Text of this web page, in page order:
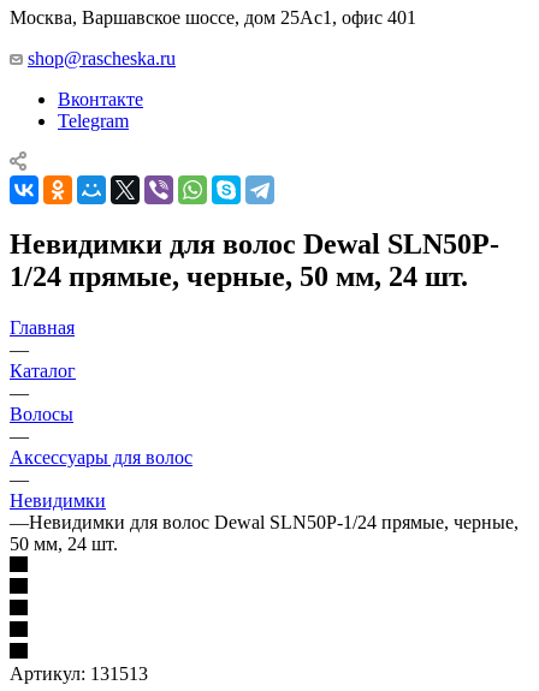
Москва, Варшавское шоссе, дом 25Аc1, офис 401
shop@rascheska.ru
Вконтакте
Telegram
Невидимки для волос Dewal SLN50P-
1/24 прямые, черные, 50 мм, 24 шт.
Главная
—
Каталог
—
Волосы
—
Аксессуары для волос
—
Невидимки
—Невидимки для волос Dewal SLN50P-1/24 прямые, черные,
50 мм, 24 шт.
Артикул: 131513